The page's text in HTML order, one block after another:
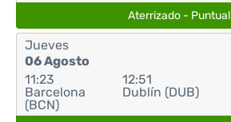
Aterrizado - Puntual
Jueves
06 Agosto
11:23
Barcelona
(BCN)
12:51
Dublín (DUB)